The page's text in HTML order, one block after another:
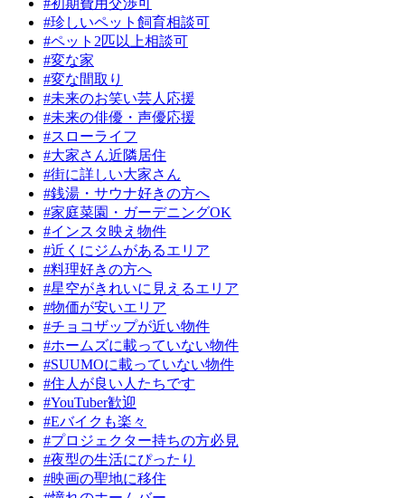
#初期費用交渉可
#珍しいペット飼育相談可
#ペット2匹以上相談可
#変な家
#変な間取り
#未来のお笑い芸人応援
#未来の俳優・声優応援
#スローライフ
#大家さん近隣居住
#街に詳しい大家さん
#銭湯・サウナ好きの方へ
#家庭菜園・ガーデニングOK
#インスタ映え物件
#近くにジムがあるエリア
#料理好きの方へ
#星空がきれいに見えるエリア
#物価が安いエリア
#チョコザップが近い物件
#ホームズに載っていない物件
#SUUMOに載っていない物件
#住人が良い人たちです
#YouTuber歓迎
#Eバイクも楽々
#プロジェクター持ちの方必見
#夜型の生活にぴったり
#映画の聖地に移住